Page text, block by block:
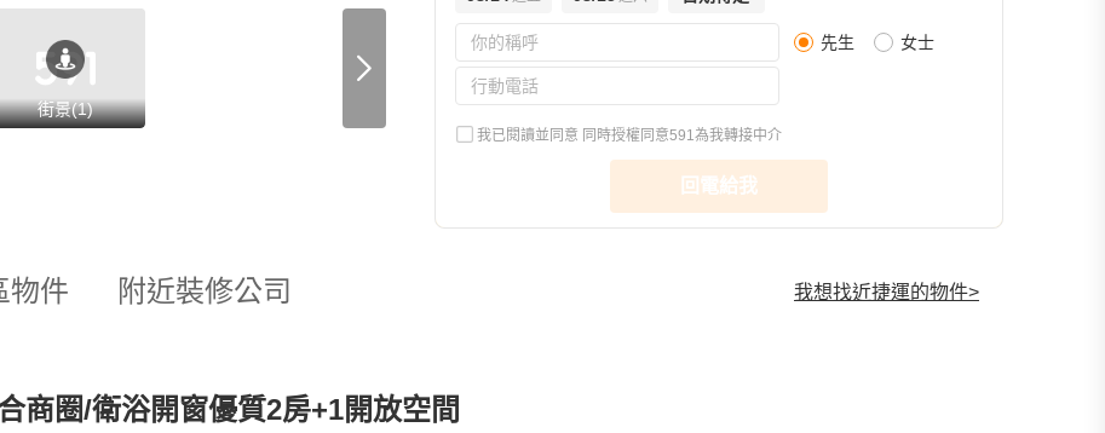
街景(1)
先生 女士
我已閱讀並同意 同時授權同意591為我轉接中介
回電給我
物件 附近裝修公司 我想找近捷運的物件>
商圈/衛浴開窗優質2房+1開放空間